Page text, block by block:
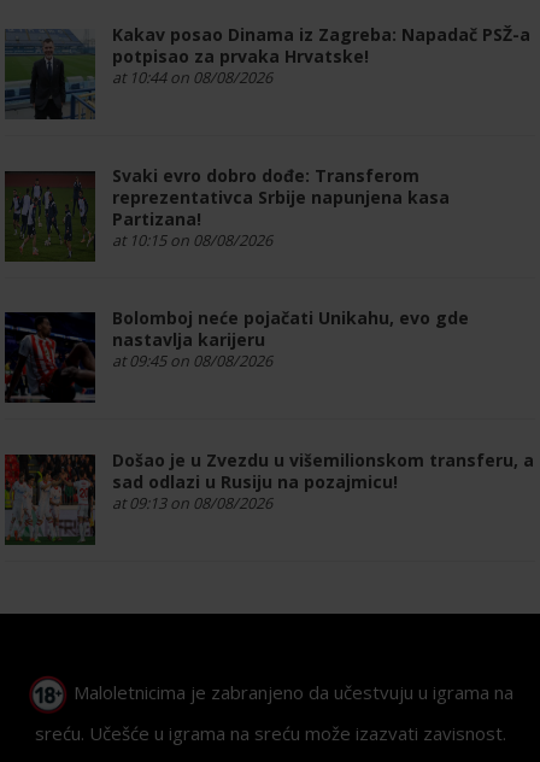
Kakav posao Dinama iz Zagreba: Napadač PSŽ-a
potpisao za prvaka Hrvatske!
at 10:44 on 08/08/2026
Svaki evro dobro dođe: Transferom
reprezentativca Srbije napunjena kasa
Partizana!
at 10:15 on 08/08/2026
Bolomboj neće pojačati Unikahu, evo gde
nastavlja karijeru
at 09:45 on 08/08/2026
Došao je u Zvezdu u višemilionskom transferu, a
sad odlazi u Rusiju na pozajmicu!
at 09:13 on 08/08/2026
Maloletnicima je zabranjeno da učestvuju u igrama na
sreću. Učešće u igrama na sreću može izazvati zavisnost.